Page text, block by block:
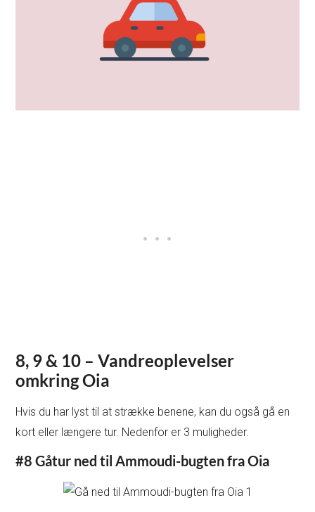
8, 9 & 10 – Vandreoplevelser
omkring Oia
Hvis du har lyst til at strække benene, kan du også gå en
kort eller længere tur. Nedenfor er 3 muligheder.
#8 Gåtur ned til Ammoudi-bugten fra Oia